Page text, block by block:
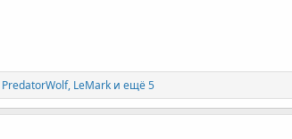
PredatorWolf, LeMarkи ещё 5